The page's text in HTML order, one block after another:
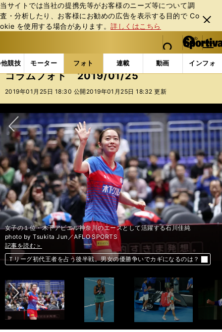
当サイトでは当社の提携先等がお客様のニーズ等について調
査・分析したり、お客様にお勧めの広告を表⽰する⽬的で Co
okie を使⽤する場合があります。詳しくはこちら
閉じ
る
web Sportiva (webスポルティーバ)
検索
マイペ
ー
ジ
メニュ
競技 モーター フォト 連載 動画 インフォ
b
ス
ポ
ル
ー
バ
フォトギャラリー コラムフォト コラムフォト
コラムフォト 2019/01/25
2019年01月25日 18:30 公開 2019年01月25日 18:32 更新
次へ
女子の１位・木下アビエル神奈川のエースとして活躍する石川佳純
photo by Tsukita Jun／AFLO SPORTS
記事を読む＞
Ｔリーグ初代王者を占う後半戦。男女の優勝争いでカギになるのは？
記事を読む＞
大坂なおみはブレない。「バイン流哲学」で全豪初優勝を目指す
記事を読む＞
錦織圭がグランドスラムを制覇するためにあと何が足りない？
記事を読む＞
ラミレス監督も認める高卒２年目。阪口晧亮は大化けの香りがプンプン
記事を読む＞
千賀、榎田…好投手を輩出し続ける「八女の虎の穴」に潜入取材
記事を読む＞
半端ない大迫の抜けた穴。試合を重ねるごとに酷くなる森保Ｊの内容
記事を読む＞
ベトナムにシュート数で劣った森保Ｊ。苦戦の原因は敵の健闘ではない
記事を読む＞
荒れるシルクロードＳ。今の荒れた京都に合う「荒ぶる３頭」がいた
前へ